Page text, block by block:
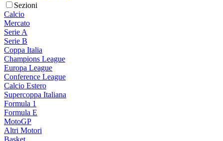
Sezioni
Calcio
Mercato
Serie A
Serie B
Coppa Italia
Champions League
Europa League
Conference League
Calcio Estero
Supercoppa Italiana
Formula 1
Formula E
MotoGP
Altri Motori
Basket